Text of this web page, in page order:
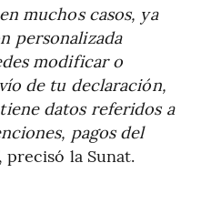
muchos casos, ya
personalizada
modificar o
de tu declaración,
datos referidos a
pagos del
precisó la Sunat.